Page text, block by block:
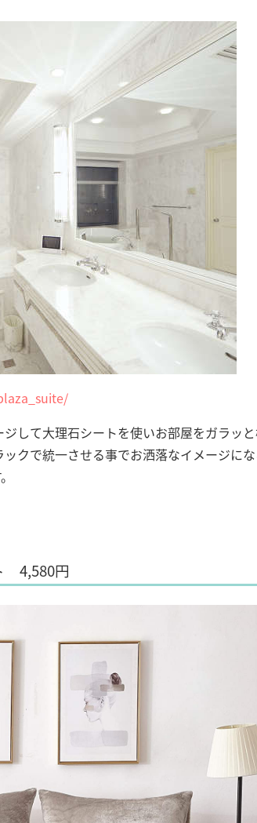
ジして大理石シートを使いお部屋をガラッ
クで統一させる事でお洒落なイメージに
4,580円